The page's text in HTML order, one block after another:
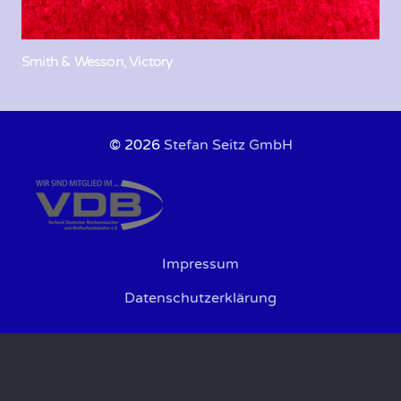
Smith & Wesson, Victory
© 2026 Stefan Seitz GmbH
Impressum
Datenschutzerklärung